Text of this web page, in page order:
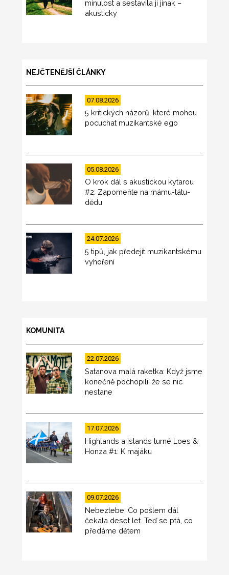
minulost a sestavila ji jinak –
akusticky
NEJČTENĚJŠÍ ČLÁNKY
07.08.2026
5 kritických názorů, které mohou
pocuchat muzikantské ego
05.08.2026
O krok dál s akustickou kytarou
#2: Zapomeňte na mámu-tátu-
dědu
24.07.2026
5 tipů, jak předejít muzikantskému
vyhoření
KOMUNITA
22.07.2026
Satanova malá raketka: Když jsme
konečně pochopili, že se nic
nestane
17.07.2026
Highlands a Islands turné Loes &
Honza #1: K majáku
09.07.2026
Nebeztebe: Co pošlem dál
čekala deset let. Teď se ptá, co
předáme dětem